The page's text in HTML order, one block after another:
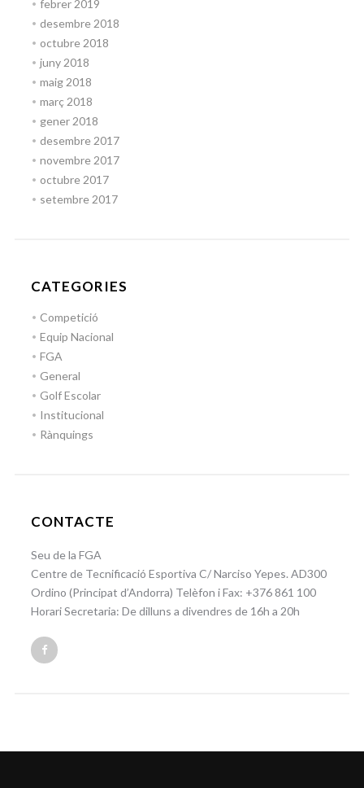
febrer 2019
desembre 2018
octubre 2018
juny 2018
maig 2018
març 2018
gener 2018
desembre 2017
novembre 2017
octubre 2017
setembre 2017
CATEGORIES
Competició
Equip Nacional
FGA
General
Golf Escolar
Institucional
Rànquings
CONTACTE
Seu de la FGA
Centre de Tecnificació Esportiva C/ Narciso Yepes. AD300
Ordino (Principat d’Andorra) Telèfon i Fax: +376 861 100
Horari Secretaria: De dilluns a divendres de 16h a 20h